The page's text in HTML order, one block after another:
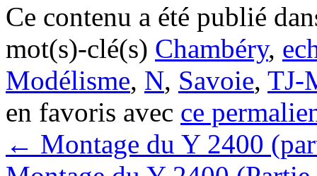
Ce contenu a été publié
mot(s)-clé(s) Chambéry,
Modélisme, N, Savoie, TJ-
en favoris avec ce
← Montage du Y 2400